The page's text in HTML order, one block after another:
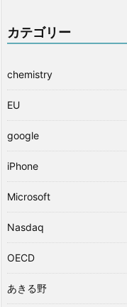
カテゴリー
chemistry
EU
google
iPhone
Microsoft
Nasdaq
OECD
あきる野